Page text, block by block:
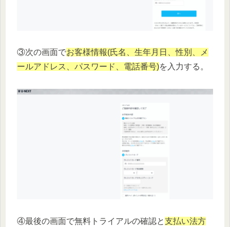
③次の画面でお客様情報(氏名、生年月日、性別、メ
ールアドレス、パスワード、電話番号)を入力する。
④最後の画面で無料トライアルの確認と支払い法方